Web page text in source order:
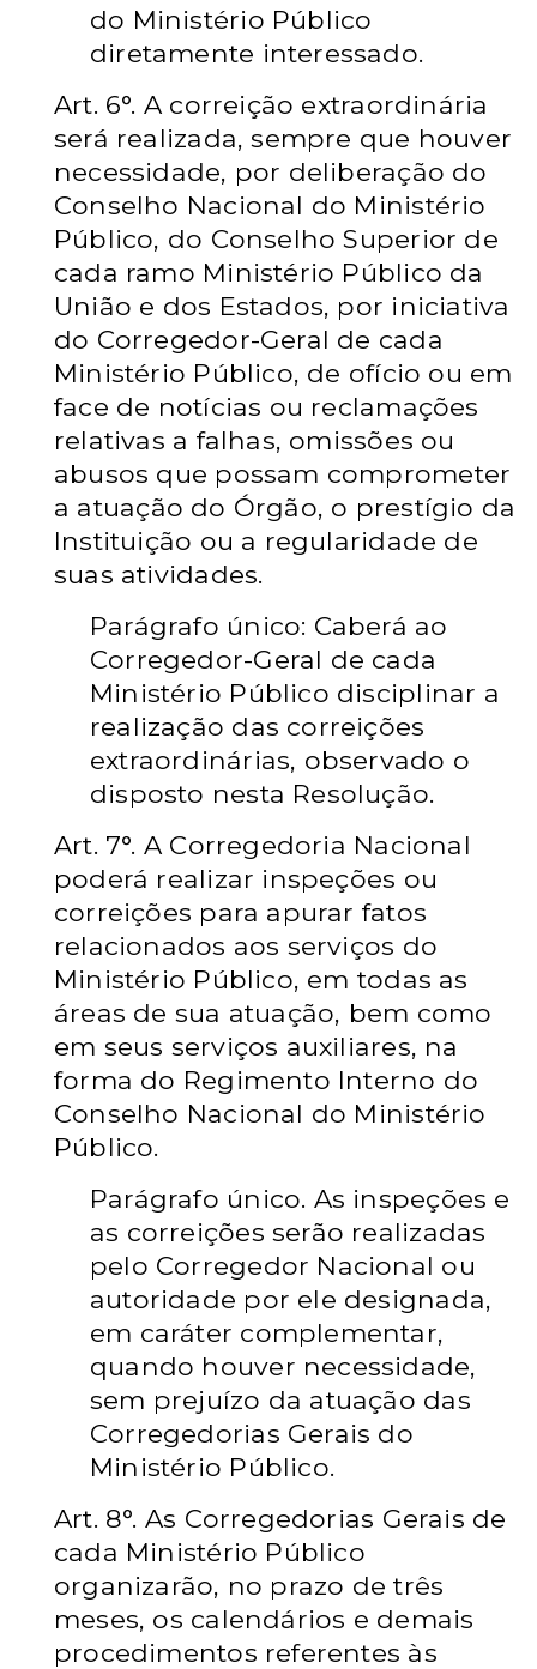
do Ministério Público
diretamente interessado.
Art. 6°. A correição extraordinária
será realizada, sempre que houver
necessidade, por deliberação do
Conselho Nacional do Ministério
Público, do Conselho Superior de
cada ramo Ministério Público da
União e dos Estados, por iniciativa
do Corregedor-Geral de cada
Ministério Público, de ofício ou em
face de notícias ou reclamações
relativas a falhas, omissões ou
abusos que possam comprometer
a atuação do Órgão, o prestígio da
Instituição ou a regularidade de
suas atividades.
Parágrafo único: Caberá ao
Corregedor-Geral de cada
Ministério Público disciplinar a
realização das correições
extraordinárias, observado o
disposto nesta Resolução.
Art. 7°. A Corregedoria Nacional
poderá realizar inspeções ou
correições para apurar fatos
relacionados aos serviços do
Ministério Público, em todas as
áreas de sua atuação, bem como
em seus serviços auxiliares, na
forma do Regimento Interno do
Conselho Nacional do Ministério
Público.
Parágrafo único. As inspeções e
as correições serão realizadas
pelo Corregedor Nacional ou
autoridade por ele designada,
em caráter complementar,
quando houver necessidade,
sem prejuízo da atuação das
Corregedorias Gerais do
Ministério Público.
Art. 8°. As Corregedorias Gerais de
cada Ministério Público
organizarão, no prazo de três
meses, os calendários e demais
procedimentos referentes às